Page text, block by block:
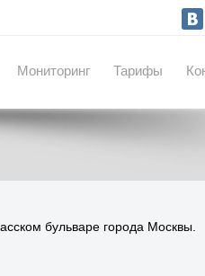
Мониторинг Тарифы
бульваре города Москвы.